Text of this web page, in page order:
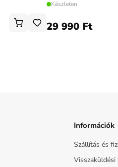
Készleten
29 990 Ft
Információk
Szállítás és
Visszaküldési